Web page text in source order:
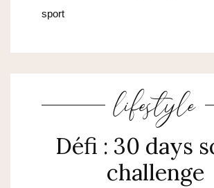
sport
lifestyle
Défi : 30 days
challenge